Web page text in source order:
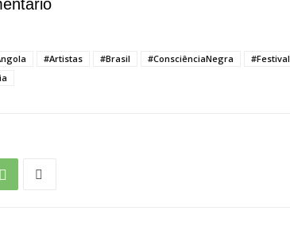
#Artistas #Brasil #ConsciênciaNegra #Festival